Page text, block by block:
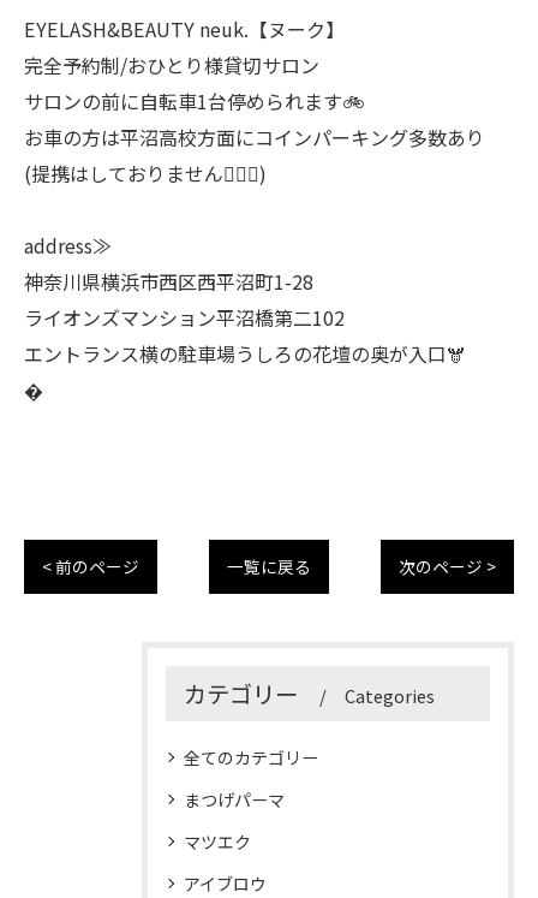
EYELASH&BEAUTY neuk.【ヌーク】
完全予約制/おひとり様貸切サロン
サロンの前に自転車1台停められます🚲
お車の方は平沼高校方面にコインパーキング多数あり
(提携はしておりません🙇🏻‍♀️)
address≫
神奈川県横浜市西区西平沼町1-28
ライオンズマンション平沼橋第二102
エントランス横の駐車場うしろの花壇の奥が入口🫎
�
< 前のページ 一覧に戻る 次のページ >
カテゴリー Categories
全てのカテゴリー
まつげパーマ
マツエク
アイブロウ